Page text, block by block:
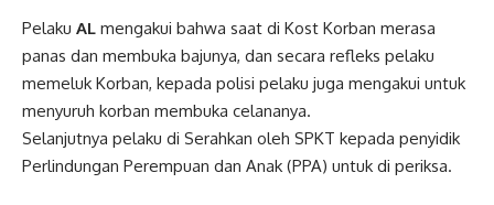
Pelaku AL mengakui bahwa saat di Kost Korban merasa
panas dan membuka bajunya, dan secara refleks pelaku
memeluk Korban, kepada polisi pelaku juga mengakui untuk
menyuruh korban membuka celananya.
Selanjutnya pelaku di Serahkan oleh SPKT kepada penyidik
Perlindungan Perempuan dan Anak (PPA) untuk di periksa.